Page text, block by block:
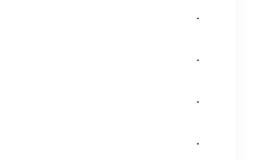
.
.
.
.